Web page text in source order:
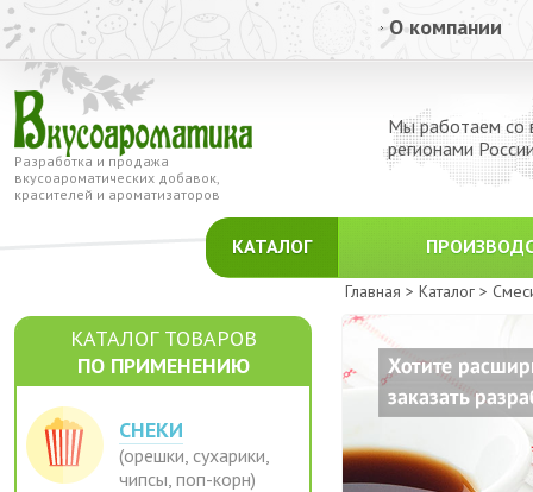
О компании
Разработка и продажа
вкусоароматических добавок,
красителей и ароматизаторов
Мы работаем со
регионами
КАТАЛОГ
КАТАЛОГ ТОВАРОВ
ПО ПРИМЕНЕНИЮ
СНЕКИ
(орешки, сухарики,
чипсы, поп-корн)
Главная > Каталог >